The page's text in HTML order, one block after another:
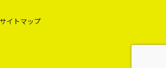
サイトマップ